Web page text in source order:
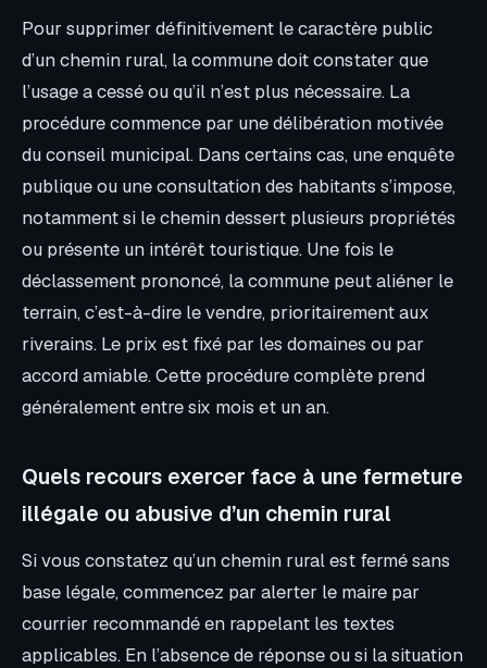
Pour supprimer définitivement le caractère public
d’un chemin rural, la commune doit constater que
l’usage a cessé ou qu’il n’est plus nécessaire. La
procédure commence par une délibération motivée
du conseil municipal. Dans certains cas, une enquête
publique ou une consultation des habitants s’impose,
notamment si le chemin dessert plusieurs propriétés
ou présente un intérêt touristique. Une fois le
déclassement prononcé, la commune peut aliéner le
terrain, c’est-à-dire le vendre, prioritairement aux
riverains. Le prix est fixé par les domaines ou par
accord amiable. Cette procédure complète prend
généralement entre six mois et un an.
Quels recours exercer face à une fermeture
illégale ou abusive d’un chemin rural
Si vous constatez qu’un chemin rural est fermé sans
base légale, commencez par alerter le maire par
courrier recommandé en rappelant les textes
applicables. En l’absence de réponse ou si la situation